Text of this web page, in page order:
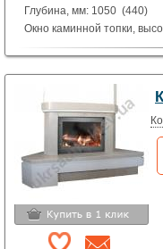
Глубина, мм: 1050 (440)
Окно каминной топки,
Окно каминной топки,
Материал: полированные
Brown.
Исполнение: Прямой,